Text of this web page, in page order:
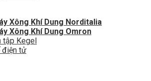
Xông Khí Dung Norditalia
Xông Khí Dung Omron
tập Kegel
điện tử